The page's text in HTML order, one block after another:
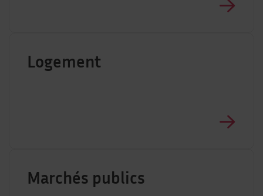
Logement
Marchés publics